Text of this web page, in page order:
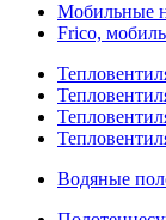
Мобильные
Frico,
Водяные